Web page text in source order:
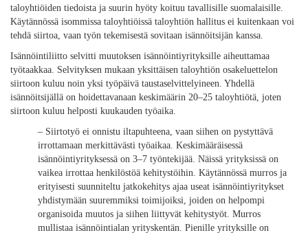
taloyhtiöiden tiedoista ja suurin hyöty koituu tavallisille suomalaisille.
Käytännössä isommissa taloyhtiöissä taloyhtiön hallitus ei kuitenkaan voi
tehdä siirtoa, vaan työn tekemisestä sovitaan isännöitsijän kanssa.
Isännöintiliitto selvitti muutoksen isännöintiyrityksille aiheuttamaa
työtaakkaa. Selvityksen mukaan yksittäisen taloyhtiön osakeluettelon
siirtoon kuluu noin yksi työpäivä taustaselvittelyineen. Yhdellä
isännöitsijällä on hoidettavanaan keskimäärin 20–25 taloyhtiötä, joten
siirtoon kuluu helposti kuukauden työaika.
– Siirtotyö ei onnistu iltapuhteena, vaan siihen on pystyttävä
irrottamaan merkittävästi työaikaa. Keskimääräisessä
isännöintiyrityksessä on 3–7 työntekijää. Näissä yrityksissä on
vaikea irrottaa henkilöstöä kehitystöihin. Käytännössä murros ja
erityisesti suunniteltu jatkokehitys ajaa useat isännöintiyritykset
yhdistymään suuremmiksi toimijoiksi, joiden on helpompi
organisoida muutos ja siihen liittyvät kehitystyöt. Murros
mullistaa isännöintialan yrityskentän. Pienille yrityksille on